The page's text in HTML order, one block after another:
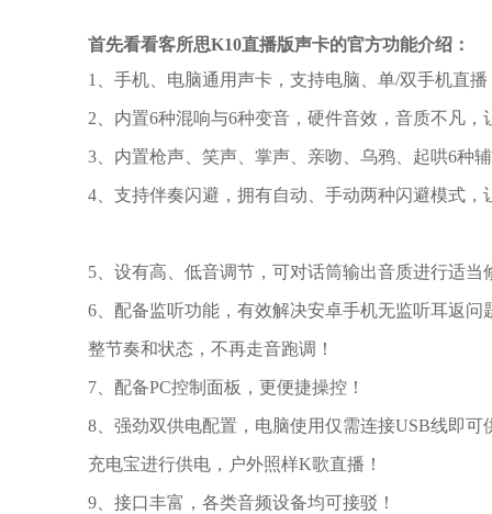
首先看看客所思K10直播版声卡的官方功能介绍：
1、手机、电脑通用声卡，支持电脑、单/双手机直
2、内置6种混响与6种变音，硬件音效，音质不凡，
3、内置枪声、笑声、掌声、亲吻、乌鸦、起哄6种
4、支持伴奏闪避，拥有自动、手动两种闪避模式
5、设有高、低音调节，可对话筒输出音质进行适
6、配备监听功能，有效解决安卓手机无监听耳返
整节奏和状态，不再走音跑调！
7、配备PC控制面板，更便捷操控！
8、强劲双供电配置，电脑使用仅需连接USB线即
充电宝进行供电，户外照样K歌直播！
9、接口丰富，各类音频设备均可接驳！